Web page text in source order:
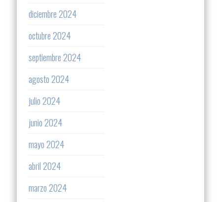
diciembre 2024
octubre 2024
septiembre 2024
agosto 2024
julio 2024
junio 2024
mayo 2024
abril 2024
marzo 2024